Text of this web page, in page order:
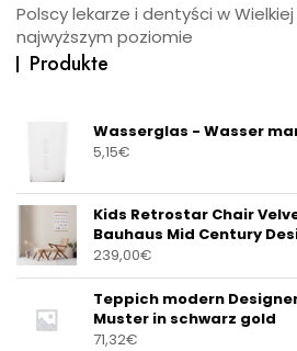
Polscy lekarze i dentyści w
najwyższym poziomie
Produkte
Wasserglas - Wasser
5,15€
Kids Retrostar Chair
Bauhaus Mid Century
239,00€
Teppich modern
Muster in schwarz gold
71,32€